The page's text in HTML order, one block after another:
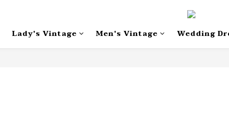
Lady's Vintage Men's Vintage Wedding